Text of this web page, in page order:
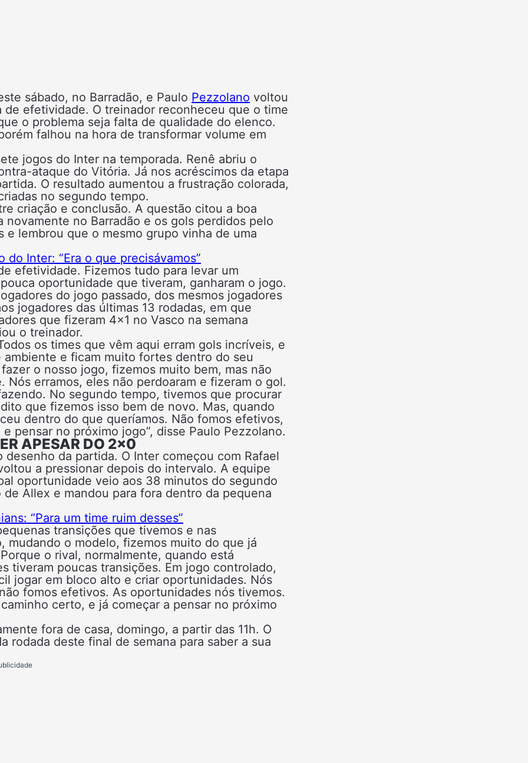
sábado, no Barradão, e Paulo Pezzolano voltou
efetividade. O treinador reconheceu que o time
o problema seja falta de qualidade do elenco.
falhou na hora de transformar volume em
jogos do Inter na temporada. Renê abriu o
ataque do Vitória. Já nos acréscimos da etapa
O resultado aumentou a frustração colorada,
no segundo tempo.
criação e conclusão. A questão citou a boa
no Barradão e os gols perdidos pelo
lembrou que o mesmo grupo vinha de uma
Inter: “Era o que precisávamos”
efetividade. Fizemos tudo para levar um
oportunidade que tiveram, ganharam o jogo.
do jogo passado, dos mesmos jogadores
jogadores das últimas 13 rodadas, em que
que fizeram 4×1 no Vasco na semana
o treinador.
os times que vêm aqui erram gols incríveis, e
e ficam muito fortes dentro do seu
o nosso jogo, fizemos muito bem, mas não
erramos, eles não perdoaram e fizeram o gol.
No segundo tempo, tivemos que procurar
que fizemos isso bem de novo. Mas, quando
dentro do que queríamos. Não fomos efetivos,
pensar no próximo jogo”, disse Paulo Pezzolano.
APESAR DO 2×0
da partida. O Inter começou com Rafael
a pressionar depois do intervalo. A equipe
oportunidade veio aos 38 minutos do segundo
Allex e mandou para fora dentro da pequena
“Para um time ruim desses”
transições que tivemos e nas
mudando o modelo, fizemos muito do que já
o rival, normalmente, quando está
tiveram poucas transições. Em jogo controlado,
jogar em bloco alto e criar oportunidades. Nós
fomos efetivos. As oportunidades nós tivemos.
certo, e já começar a pensar no próximo
fora de casa, domingo, a partir das 11h. O
rodada deste final de semana para saber a sua